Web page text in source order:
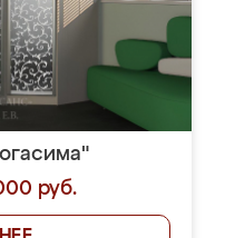
руб.